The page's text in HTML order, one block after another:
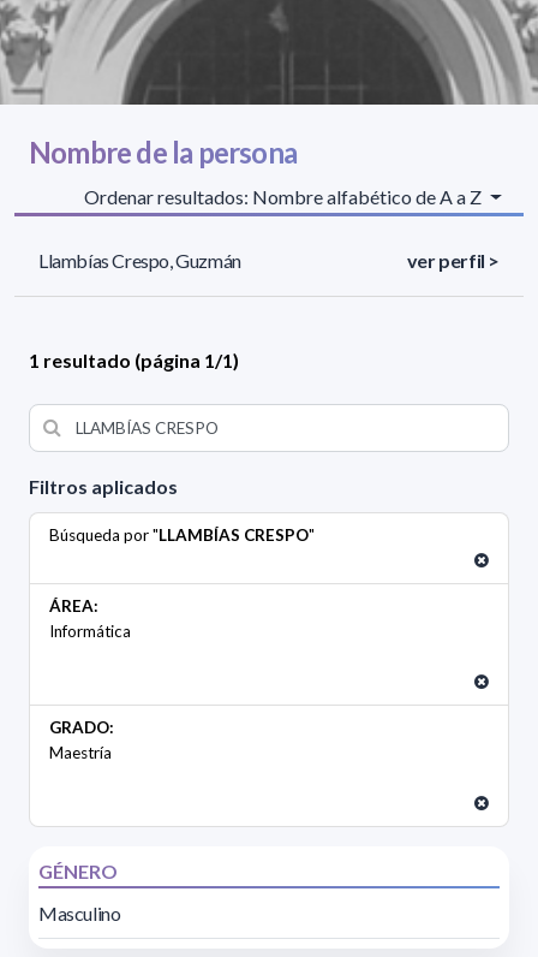
Filtros aplicados
Búsqueda por "LLAMBÍAS CRESPO"
ÁREA:
Informática
GRADO:
Maestría
GÉNERO
Masculino
Nombre de la persona
Ordenar resultados: Nombre alfabético de A a Z
Llambías Crespo, Guzmán ver perfil >
1 resultado (página 1/1)